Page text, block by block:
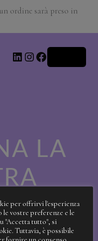
ordine sarà preso in
LinkedIn
Instagram
Facebook
LA
per offrirvi l'esperienza
vostre preferenze e le
"Accetta tutto", si
Tuttavia, è possibile